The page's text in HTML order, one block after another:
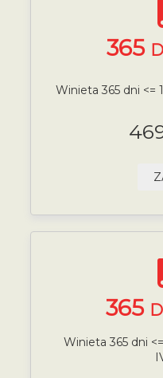
365
Winieta 365 dni <=
365
Winieta 365 dni